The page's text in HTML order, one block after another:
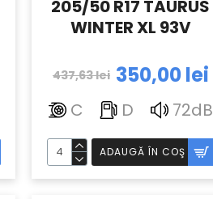
205/50 R17 TAURUS
WINTER XL 93V
350,00 lei
437,63 lei
C D 72dB
ADAUGĂ ÎN COŞ